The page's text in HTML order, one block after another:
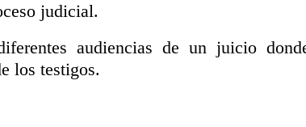
judicial.
audiencias de un juicio
los testigos.